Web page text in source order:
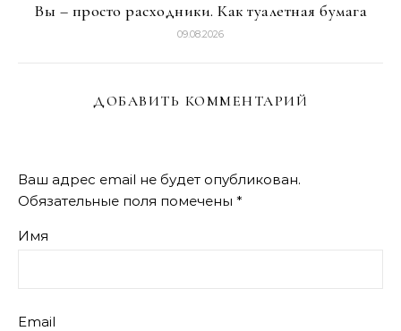
Вы – просто расходники. Как туалетная бумага
09.08.2026
ДОБАВИТЬ КОММЕНТАРИЙ
Ваш адрес email не будет опубликован.
Обязательные поля помечены *
Имя
Email